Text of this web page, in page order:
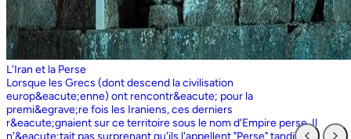
L'Iran et la Perse
Lorsque les Grecs (dont descend la civilisation europ&eacute;enne) ont rencontr&eacute; pour la premi&egrave;re fois les Iraniens, ces derniers r&eacute;gnaient sur ce territoire sous le nom d'Empire perse. Il n'&eacute;tait pas surprenant qu'ils l'appellent "Perse" tandis que les Perses, qui sont entr&eacute;s en contact pour la premi&egrave;re fois avec les Grecs ioniens, appelaient l'ensemble du territoire grec "Ionie". Aujourd'hui encore, les Iraniens utilisent le nom d'Ionie pour d&eacute;signer la Gr&egrave;ce (Yunan). La Perse ne faisait partie de l'Iran que dans la mesure o&ugrave; les Perses constituaient une partie du peuple iranien. Pourtant, elle avait parfois un sens encore plus large que l'Iran, car ce que l'on appelait historiquement la Perse ou l'empire perse comprenait non seulement un territoire beaucoup plus vaste que l'Iran actuel, mais aussi des pays et des peuples non iraniens comme l'&Eacute;gypte. "Perse" est rest&eacute; le terme europ&eacute;en pour l'Iran jusqu'en 1935, date &agrave; laquelle le gouvernement iranien a insist&eacute; pour que tous les pays appellent officiellement le pays par ce dernier nom. Mais le terme "Perse" a surv&eacute;cu et, encore aujourd'hui, pour de nombreux Occidentaux, la "Perse" a une connotation historique et culturelle beaucoup plus large que celle v&eacute;hicul&eacute;e par le terme "Iran", qu'ils confondaient parfois avec l'Irak. Beaucoup ne savent plus que l'Iran et la Perse sont la m&ecirc;me chose, pensant que l'Iran est aussi un pays arabe ! L'Iran actuel fait partie du plateau iranien, beaucoup plus vaste, dont l'ensemble a parfois fait partie de l'empire perse. Le pays est vaste, plus grand que le Royaume-Uni, la France, l'Espagne et l'Allemagne r&eacute;unis. Il est accident&eacute; et aride et, &agrave; l'exception de deux r&eacute;gions de plaine, il est constitu&eacute; de montagnes et de d&eacute;serts. Il y a deux grandes rang&eacute;es de montagnes, l'Alborz au nord, qui s'&eacute;tend du Caucase au nord-ouest jusqu'au Khorasan &agrave; l'est, et le Zagros, qui s'&eacute;tend de l'ouest au sud-est. Les grands d&eacute;serts, Dasht-e-Kavir et Dasht-e-Lut, tous deux situ&eacute;s &agrave; l'est, sont pratiquement inhabitables. Les deux r&eacute;gions de plaine sont le littoral de la mer Caspienne, qui se trouve au-dessous du niveau de la mer, a un climat subtropical et est couvert de for&ecirc;ts tropicales, et la plaine du Khuzestan au sud-ouest, qui est une continuation des terres fertiles de la M&eacute;sopotamie et est arros&eacute;e par le seul grand fleuve d'Iran, le Karun. Ainsi, la terre est abondante mais l'eau est rare, contrairement &agrave; un pays comme la Hollande o&ugrave; la terre est rare mais l'eau abondante. La raret&eacute; de l'eau a jou&eacute; un r&ocirc;le majeur non seulement en influen&ccedil;ant la nature et les syst&egrave;mes de l'agriculture iranienne, mais aussi un certain nombre de facteurs sociologiques cl&eacute;s, y compris la cause et la nature des &Eacute;tats iraniens. L'&eacute;tendue des montagnes et du d&eacute;sert a naturellement divis&eacute; la population iranienne en groupes relativement isol&eacute;s. Mais l'aridit&eacute; a jou&eacute; un r&ocirc;le encore plus important &agrave; cet &eacute;gard, et ce au niveau des plus petites unit&eacute;s sociales. Dans la majeure partie du pays, l'agriculture et l'&eacute;levage du b&eacute;tail n'&eacute;taient possibles que l&agrave; o&ugrave; l'eau de pluie naturelle, un petit ruisseau, un canal d'eau souterrain, appel&eacute; Qanat, ou une combinaison de ces &eacute;l&eacute;ments fournissait l'approvisionnement minimal n&eacute;cessaire en eau. Le Qanat ou Kariz est un d&eacute;veloppement ing&eacute;nieux des temps anciens, qui remonte &agrave; bien avant la fondation de l'empire perse. &Agrave; partir d'une nappe phr&eacute;atique existante dans les hautes terres, un tunnel est creus&eacute; sous le sol, en pente descendante vers les basses terres (pr&egrave;s des fermes environnantes) o&ugrave; il remonte &agrave; la surface. L'eau qui s'&eacute;coule de la source par gravit&eacute; est ensuite distribu&eacute;e par d'&eacute;troits canaux l&agrave; o&ugrave; elle est n&eacute;cessaire pour l'irrigation et d'autres usages. Le peuple iranien &Agrave; l'origine, les Iraniens &eacute;taient plus une ethnie qu'une nation et les perses se comptaient comme un groupe parmi un bon nombre des Iraniens. A part le pays qui s'appelle aujourd'hui l'Iran, l'Afghanistan et le Tadjikistan appartiennent &eacute;galement &agrave; un territoire iranien plus large dans leurs concepts historiques et culturels. En plus la domaine culturelle iranienne d&eacute;passe encore plus loin que la fronti&egrave;re de l&rsquo;ensemble de ces trois pays et s'&eacute;tendant jusqu&rsquo;au cot&eacute; nordique de l'Inde, l'Ouzb&eacute;kistan, le Turkm&eacute;nistan, le Caucase et l'Anatolie : Aujourd&rsquo;hui , c&rsquo;est ce que l&rsquo;on appelle &lsquo;&rsquo; Monde Persan&rsquo;&rsquo; La langue persane est une des langues iraniennes, alors qu&rsquo;il en existe d'autres vari&eacute;t&eacute;s dont le kurde et le pashto. En Iran, certaines langues locales sont encore parl&eacute;es en tant que des langues vivantes tandis que d&rsquo;autre langues r&eacute;gionales que l&rsquo;iranienne sont &eacute;galement parl&eacute;s en Iran tels que le turc et l&rsquo;arabe. En plus, d'autres formats de la langue persane sont parl&eacute;es en Afghanistan et au Tadjikistan, si bien que les r&eacute;sidents dans ces trois pays arrivent &agrave; se comprendre lors de la conversation et de la communication litt&eacute;raire. Egalement d'autres dialectes persans sont parl&eacute;s en Iran. A vraie dire , n&rsquo;importe quel argument &agrave; propos de l&rsquo;histoire de l&rsquo;Iran, de son &eacute;conomie et de sa politique ne serait pas raisonnable sauf qu&rsquo;on puisse tenir en compte les nomades qui ont &eacute;tabli leurs royaume &agrave; partir de l&rsquo;&eacute;poque des Perses au Qajars qui r&eacute;gnaient jusuq&rsquo;aux20&egrave;me si&egrave;cle. Suit &agrave; la recherches des p&acirc;turages encore plus verts et des sols fertils, diff&eacute;rents &eacute;thnies comme le turques, sont partis vers les r&eacute;gions au nord, nord-est et l&rsquo;est de la Perse . Apr&egrave;s avoir s&rsquo;h&eacute;berger , ils fallait qu&rsquo;ils se pr&eacute;par&egrave;rent pour faire face aux &eacute;nemies etrang&egrave;res . La s&egrave;cheresse, l&rsquo;aridit&eacute; et la densit&eacute; de la population dan leurs propres r&eacute;gions fut la cause de l&rsquo;immigration vers la Perse. D&rsquo;autre part la manqu&eacute; de la pluie et l&rsquo;aridit&eacute; en Iran causait la miragartion des gens vers des r&eacute;gions plus verts : ils se d&eacute;pla&ccedil;aient tous les ann&eacute;es, pour aller vers les r&eacute;gions o&ugrave; il faisait agr&eacute;able pendant l&rsquo;hiver et des r&eacute;gions o&ugrave; le climat faisait moins chaud au cours de l&rsquo;&eacute;t&eacute;. En comparaison avec les les s&eacute;dentaires, les nomades ont des puissances militaires et ils sont plus dynamiques, et plus nombreux que les villageoises qu'ils attaquaient. Ces particularit&eacute;s permettent &agrave; une tribu ou &agrave; un ensemble de tribus de faire diriger les autres vers la formation d&rsquo;un &eacute;tat central : Ensuite il faisait les n&eacute;cessaires pour collecter directement ou via un moyen indirect, la totalit&eacute; des produits agricoles exc&eacute;dentaires pour fournir les affaires financi&egrave;res. Ainsi il devient un &eacute;tat central et capable &agrave; taille de contr&ocirc;ler, d'administrer et de d&eacute;fendre ses vastes territoires. La plupart des souverains iraniens se d&eacute;pla&ccedil;aient la plupart du temps et cette caract&eacute;ristique est racin&eacute; dans leurs origines et leurs esprits. Par exemple les Ach&eacute;m&eacute;nides dirigeaient leurs trois capitales et se d&eacute;pla&ccedil;aient entre : Suse, Pers&eacute;polis et Ecbatane et parfois quatre si on fait inclure la Babylon. D&egrave;s le d&eacute;but ; tous les gouvernements iraniens jusqu&rsquo;au 20&egrave;me si&egrave;cle, on &eacute;t&eacute; fond&eacute;s par des tribus nomades et apr&egrave;s avoir &ecirc;tre uni au sein du gouvernement , il fallait se pr&eacute;parer pour faire face aux d&eacute;fis comme l&rsquo;invasion des nomades dans le pays et ceux qui pourraient attaquer depuis des terres au-del&agrave; des fronti&egrave;res. D'une mani&egrave;re historique, l'Iran a &eacute;t&eacute; le carrefour entre l'Asie et l'Europe, l'Est et l'Ouest. Les personnes, les biens ainsi que les croyances, les normes et produits culturels y sont pass&eacute;s, g&eacute;n&eacute;ralement d'est en ouest, mais pas toujours. L'influence orientale &eacute;tait telle que beaucoup des anciens mythes et l&eacute;gendes iraniens provenaient des terres orientales de l'Iran, bien que l'islam et les Arabes soient venus de la direction oppos&eacute;e. Cette situation g&eacute;ographique particuli&egrave;re a donn&eacute; lieu &agrave; ce que l'on peut appeler &laquo; l'effet carrefour &raquo;, &agrave; la fois d&eacute;stabilisant et enrichissant le pays ; rendant ses habitants hospitaliers et amicaux envers les &eacute;trangers et aussi tr&egrave;s conscients de leur particularit&eacute;. L'une des cons&eacute;quences de l'effet de carrefour est le fait que l'Iran est maintenant peupl&eacute; d&rsquo;une vari&eacute;t&eacute; de communaut&eacute;s ethniques et linguistiques incluant ceux dont la langue maternelle est le persan, ainsi que les Kurdes, les Turcs, les Arabes, les Baloutches, etc. On rencontre les Turcophones dans la r&eacute;gion Nord-ouest de l'Azerba&iuml;djan, aujourd'hui divis&eacute;e en plusieurs provinces, &agrave; la fronti&egrave;re de la Turquie et du Caucase. D'autres peuples turcophones, comme les Turkm&egrave;nes du Centre-nord-est et les tribus turcophones comm